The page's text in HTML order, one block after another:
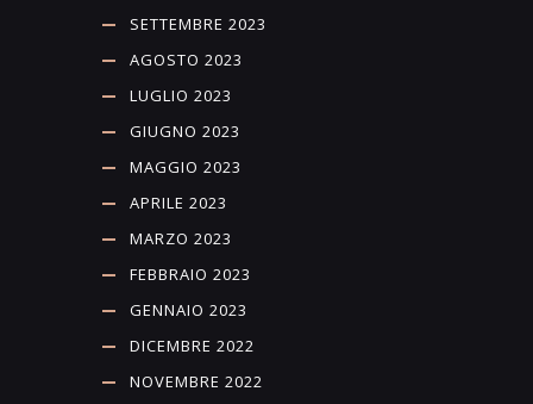
SETTEMBRE 2023
AGOSTO 2023
LUGLIO 2023
GIUGNO 2023
MAGGIO 2023
APRILE 2023
MARZO 2023
FEBBRAIO 2023
GENNAIO 2023
DICEMBRE 2022
NOVEMBRE 2022